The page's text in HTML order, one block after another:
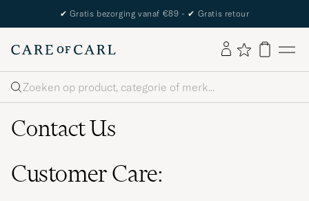
✔ Gratis bezorging vanaf €89 - ✔ Gratis retour
Zoeken
Contact Us
Customer Care: